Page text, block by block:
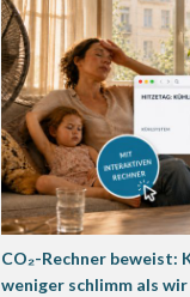
CO₂-Rechner beweist:
weniger schlimm als wir